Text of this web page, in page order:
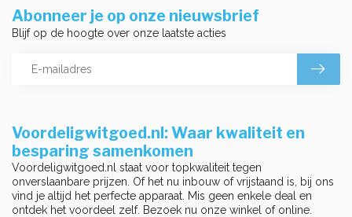
Voordeligwitgoed.nl: Waar kwaliteit en
besparing samenkomen
Voordeligwitgoed.nl staat voor topkwaliteit tegen
onverslaanbare prijzen. Of het nu inbouw of vrijstaand is, bij ons
vind je altijd het perfecte apparaat. Mis geen enkele deal en
ontdek het voordeel zelf. Bezoek nu onze winkel of online.
Abonneer je op onze nieuwsbrief
Blijf op de hoogte over onze laatste acties